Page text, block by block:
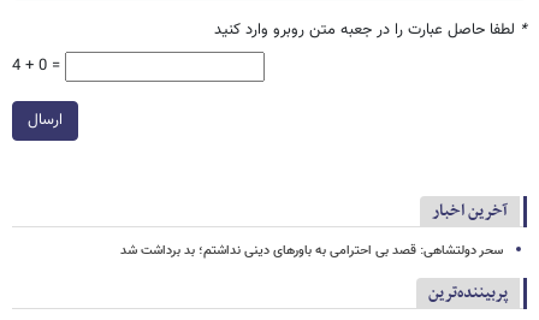
* لطفا حاصل عبارت را در جعبه متن روبرو وارد کنید
4 + 0 =
ارسال
آخرین اخبار
سحر دولتشاهی: قصد بی احترامی به باورهای دینی نداشتم؛ بد برداشت شد
پربیننده‌ترین